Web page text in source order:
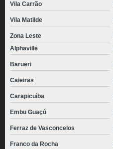
Vila Carrão
Vila Matilde
Zona Leste
Alphaville
Barueri
Caieiras
Carapicuíba
Embu Guaçú
Ferraz de Vasconcelos
Franco da Rocha